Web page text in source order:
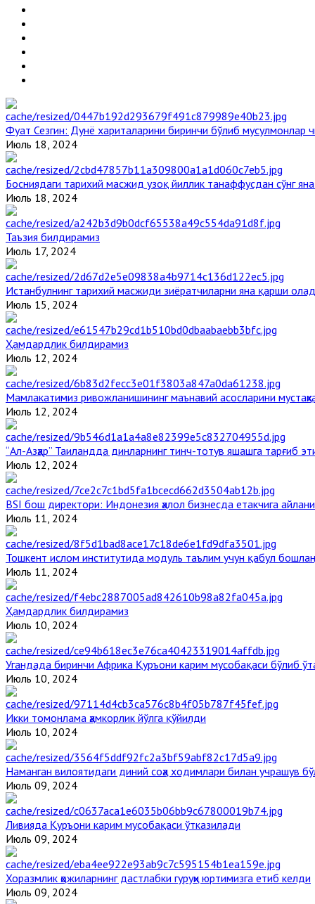
Фуат Сезгин: Дунё хариталарини биринчи бўлиб мусулмонлар
Июль 18, 2024
Босниядаги тарихий масжид узоқ йиллик танаффусдан сўнг
Июль 18, 2024
Таъзия билдирамиз
Июль 17, 2024
Истанбулнинг тарихий масжиди зиёратчиларни яна қарши
Июль 15, 2024
Ҳамдардлик билдирамиз
Июль 12, 2024
Мамлакатимиз ривожланишининг маънавий асосларини
Июль 12, 2024
“Ал-Азҳар” Таиландда динларнинг тинч-тотув яшашга тарғиб
Июль 12, 2024
BSI бош директори: Индонезия ҳалол бизнесда етакчига
Июль 11, 2024
Тошкент ислом институтида модуль таълим учун қабул
Июль 11, 2024
Ҳамдардлик билдирамиз
Июль 10, 2024
Угандада биринчи Aфрика Қуръони карим мусобақаси бўлиб
Июль 10, 2024
Икки томонлама ҳамкорлик йўлга қўйилди
Июль 10, 2024
Наманган вилоятидаги диний соҳа ходимлари билан учрашув
Июль 09, 2024
Ливияда Қуръони карим мусобақаси ўтказилади
Июль 09, 2024
Хоразмлик ҳожиларнинг дастлабки гуруҳи юртимизга етиб келди
Июль 09, 2024